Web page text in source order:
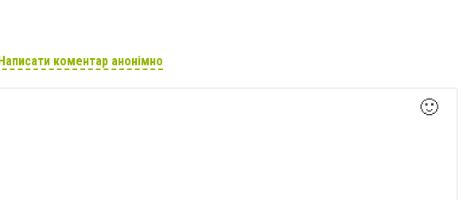
коментар анонімно
🙂